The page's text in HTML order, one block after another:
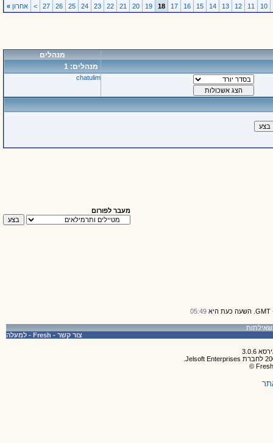
10
11
12
13
14
15
16
17
18
19
20
21
22
23
24
25
26
27
> אחרון »
מנהלים
מנהלים: 1
chatulim
מעבר לפורום
05:49
צור קשר -
Fresh
- למעלה